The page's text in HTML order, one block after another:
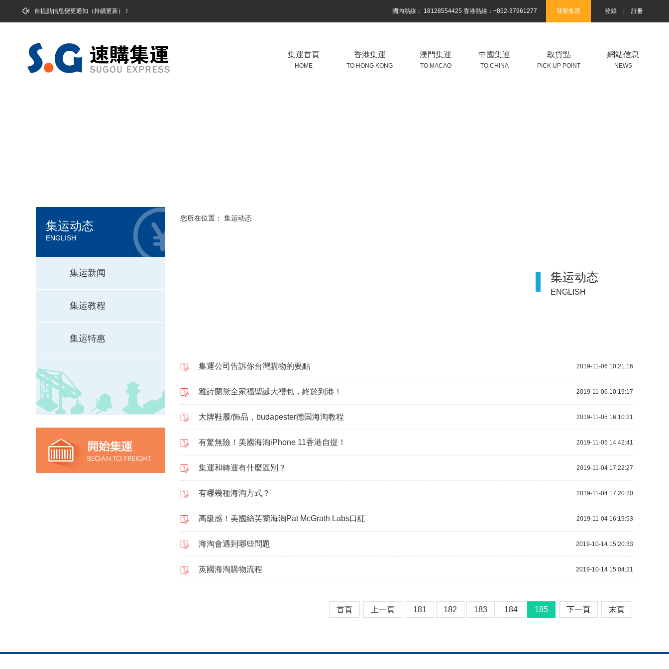
自提點信息變更通知（持續更新）！ 國內熱線： 18128554425 香港熱線：+852-37961277 我要集運 登錄 註冊
集運首頁
HOME
香港集運
TO HONG KONG
澳門集運
TO MACAO
中國集運
TO CHINA
取貨點
PICK UP POINT
網站信息
NEWS
集运动态
ENGLISH
集运新闻
集运教程
集运特惠
您所在位置： 集运动态
集运动态
ENGLISH
集運公司告訴你台灣購物的要點 2019-11-06 10:21:16
雅詩蘭黛全家福聖誕大禮包，終於到港！ 2019-11-06 10:19:17
大牌鞋履/飾品，budapester德国海淘教程 2019-11-05 16:10:21
有驚無險！美國海淘iPhone 11香港自提！ 2019-11-05 14:42:41
集運和轉運有什麼區別？ 2019-11-04 17:22:27
有哪幾種海淘方式？ 2019-11-04 17:20:20
高級感！美國絲芙蘭海淘Pat McGrath Labs口紅 2019-11-04 16:19:53
海淘會遇到哪些問題 2019-10-14 15:20:33
英國海淘購物流程 2019-10-14 15:04:21
首頁 上一頁 181 182 183 184 185 下一頁 末頁